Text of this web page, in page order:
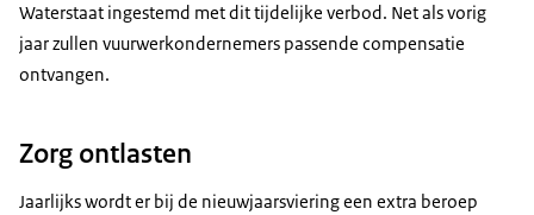
Waterstaat ingestemd met dit tijdelijke verbod. Net als vorig
jaar zullen vuurwerkondernemers passende compensatie
ontvangen.
Zorg ontlasten
Jaarlijks wordt er bij de nieuwjaarsviering een extra beroep